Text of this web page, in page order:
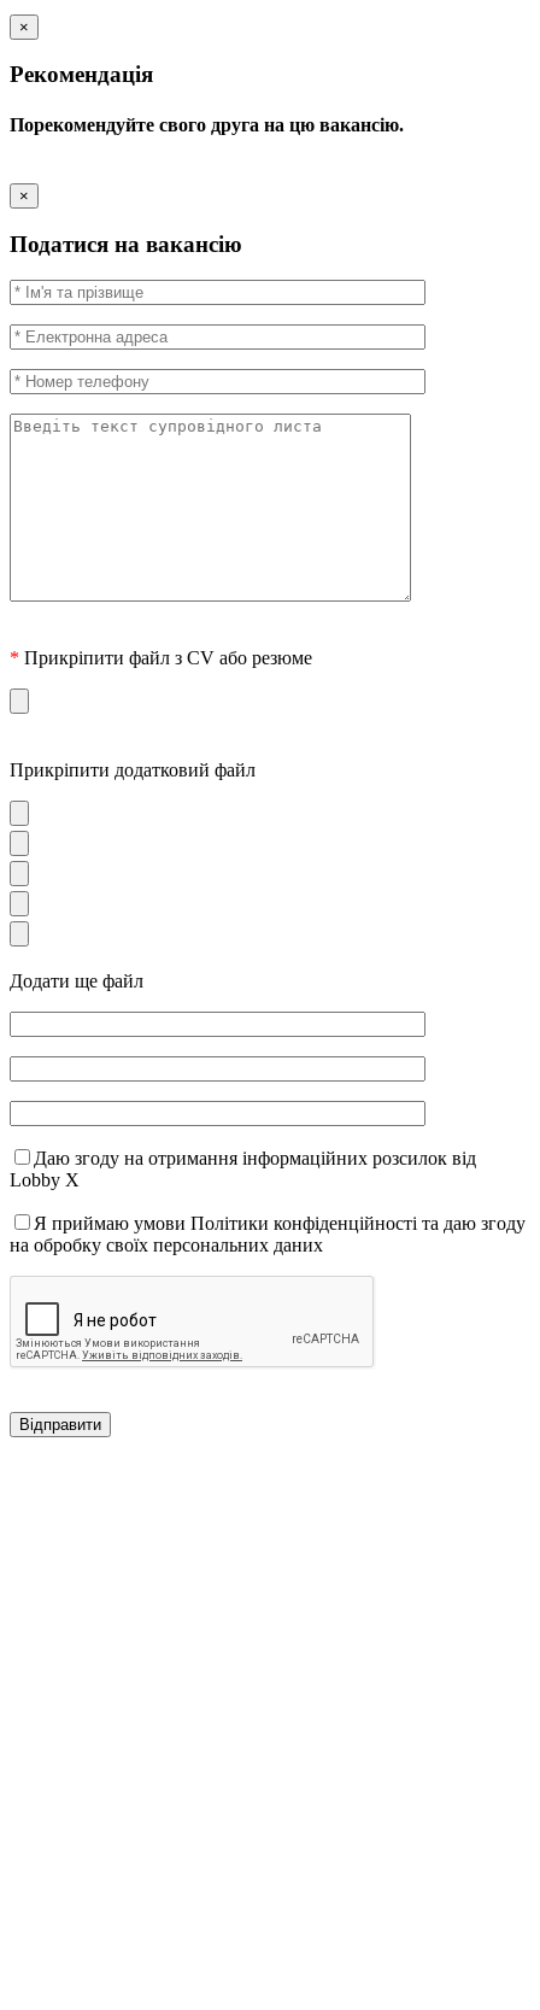
×
Рекомендація
Порекомендуйте свого друга на цю вакансію.
×
Податися на вакансію
* Прикріпити файл з CV або резюме
Прикріпити додатковий файл
Додати ще файл
Даю згоду на отримання інформаційних розсилок від
Lobby X
Я приймаю умови Політики конфіденційності та даю згоду
на обробку своїх персональних даних